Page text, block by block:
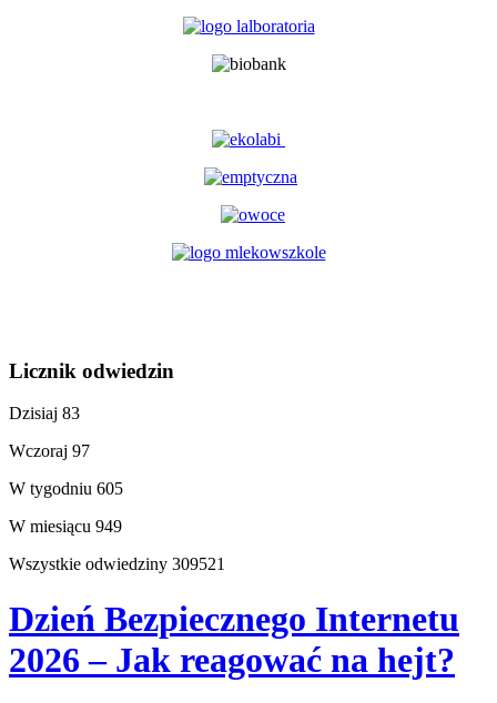
Licznik odwiedzin
Dzisiaj 83
Wczoraj 97
W tygodniu 605
W miesiącu 949
Wszystkie odwiedziny 309521
Dzień Bezpiecznego Internetu
2026 – Jak reagować na hejt?